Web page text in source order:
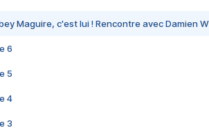
Maguire, c'est lui ! Rencontre avec Damien
6
5
4
3